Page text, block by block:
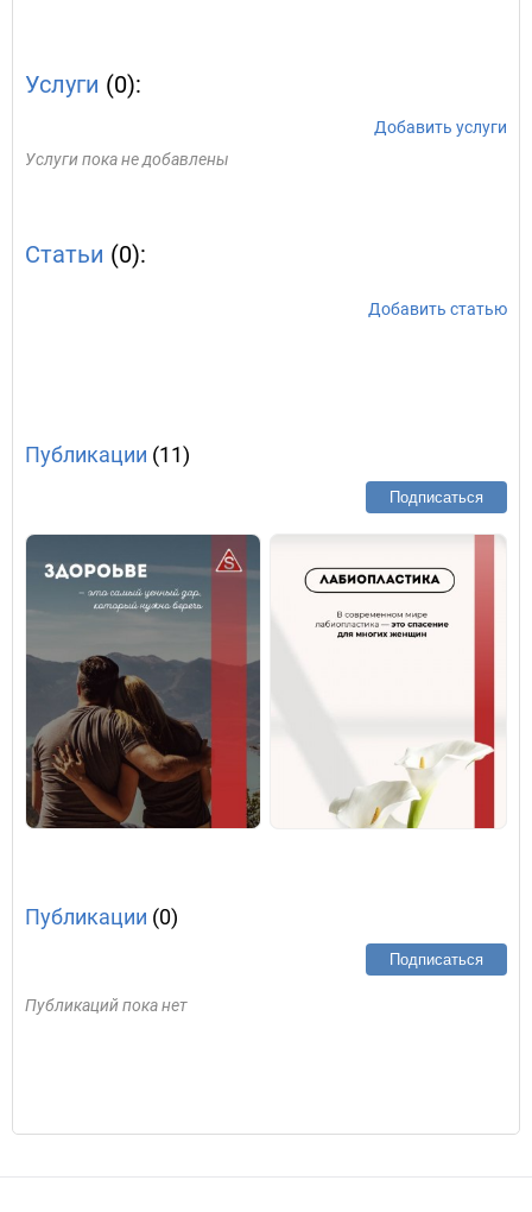
Услуги (0):
Добавить услуги
Услуги пока не добавлены
Статьи (0):
Добавить статью
Публикации (11)
Подписаться
Публикации (0)
Подписаться
Публикаций пока нет